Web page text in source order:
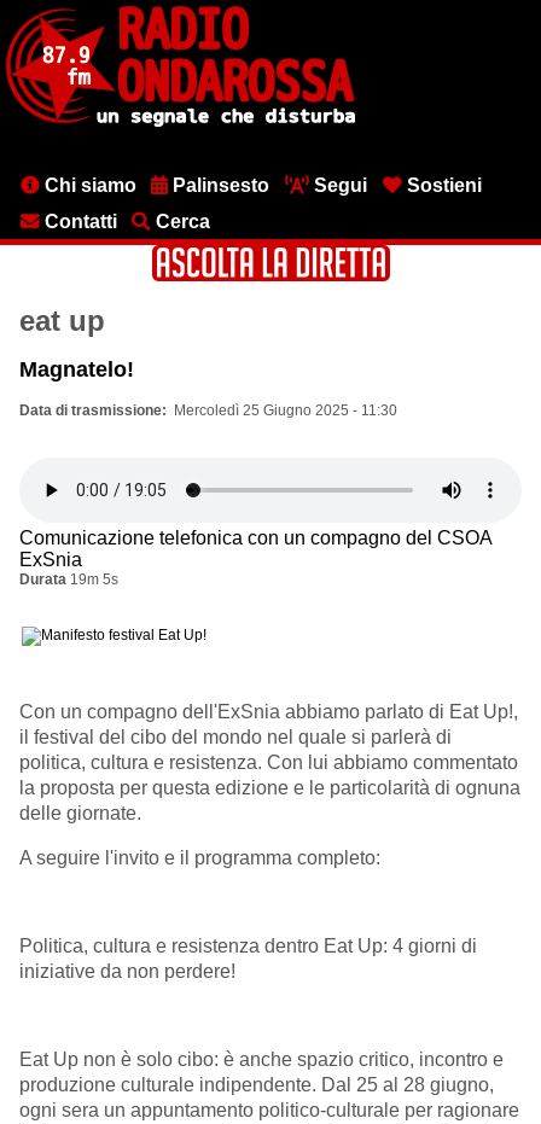
contenuto
principale
MenuChi siamo Palinsesto Segui
Sostieni
Contatti
Cerca
eat up
Magnatelo!
Data di trasmissione Mercoledì 25 Giugno 2025 - 11:30
Comunicazione telefonica con un compagno del CSOA
ExSnia
Durata 19m 5s
Con un compagno dell'ExSnia abbiamo parlato di Eat Up!,
il festival del cibo del mondo nel quale si parlerà di
politica, cultura e resistenza. Con lui abbiamo commentato
la proposta per questa edizione e le particolarità di ognuna
delle giornate.
A seguire l'invito e il programma completo:
Politica, cultura e resistenza dentro Eat Up: 4 giorni di
iniziative da non perdere!
Eat Up non è solo cibo: è anche spazio critico, incontro e
produzione culturale indipendente. Dal 25 al 28 giugno,
ogni sera un appuntamento politico-culturale per ragionare